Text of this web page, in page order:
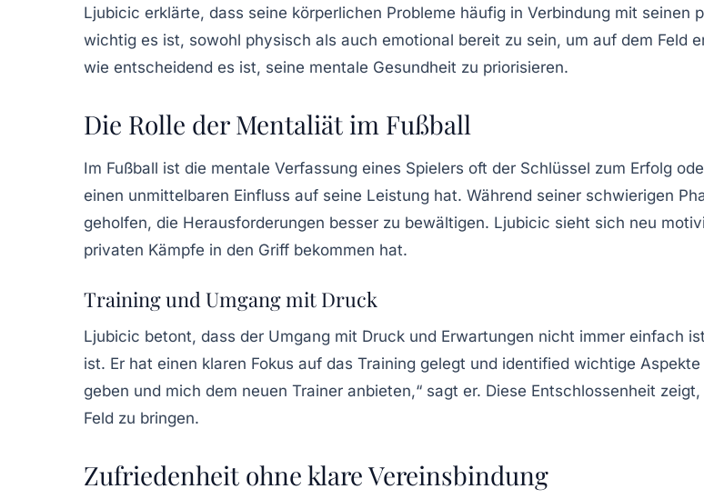
Ljubicic erklärte, dass seine körperlichen Probleme häufig in Verbindung mit seinen
wichtig es ist, sowohl physisch als auch emotional bereit zu sein, um auf dem Feld
wie entscheidend es ist, seine mentale Gesundheit zu priorisieren.
Die Rolle der Mentaliät im Fußball
Im Fußball ist die mentale Verfassung eines Spielers oft der Schlüssel zum Erfolg
einen unmittelbaren Einfluss auf seine Leistung hat. Während seiner schwierigen
geholfen, die Herausforderungen besser zu bewältigen. Ljubicic sieht sich neu
privaten Kämpfe in den Griff bekommen hat.
Training und Umgang mit Druck
Ljubicic betont, dass der Umgang mit Druck und Erwartungen nicht immer einfach
ist. Er hat einen klaren Fokus auf das Training gelegt und identified wichtige
geben und mich dem neuen Trainer anbieten,“ sagt er. Diese Entschlossenheit
Feld zu bringen.
Zufriedenheit ohne klare Vereinsbindung